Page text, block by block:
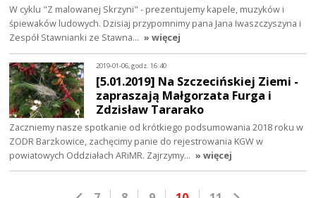
W cyklu "Z malowanej Skrzyni" - prezentujemy kapele, muzyków i
śpiewaków ludowych. Dzisiaj przypomnimy pana Jana Iwaszczyszyna i
Zespół Stawnianki ze Stawna… » więcej
2019-01-06, godz. 16:40
[5.01.2019] Na Szczecińskiej Ziemi -
zapraszają Małgorzata Furga i
Zdzisław Tararako
Zaczniemy nasze spotkanie od krótkiego podsumowania 2018 roku w
ZODR Barzkowice, zachęcimy panie do rejestrowania KGW w
powiatowych Oddziałach ARiMR. Zajrzymy… » więcej